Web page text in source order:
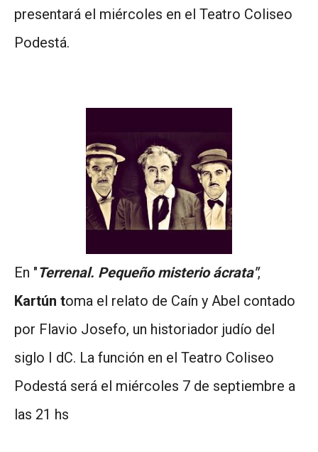
presentará el miércoles en el Teatro Coliseo
Podestá.
En "Terrenal. Pequeño misterio ácrata",
Kartún toma el relato de Caín y Abel contado
por Flavio Josefo, un historiador judío del
siglo I dC. La función en el Teatro Coliseo
Podestá será el miércoles 7 de septiembre a
las 21 hs